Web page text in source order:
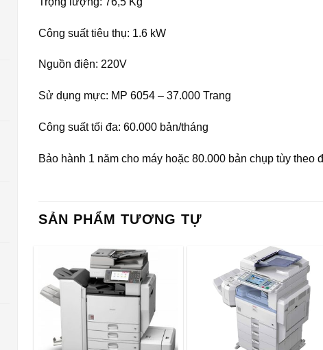
Công suất tiêu thụ: 1.6 kW
Nguồn điện: 220V
Sử dụng mực: MP 6054 – 37.000 Trang
Công suất tối đa: 60.000 bản/tháng
Bảo hành 1 năm cho máy hoặc 80.000 bản chụp tùy theo
SẢN PHẨM TƯƠNG TỰ